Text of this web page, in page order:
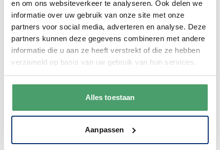
en om ons websiteverkeer te analyseren. Ook delen we
informatie over uw gebruik van onze site met onze
partners voor social media, adverteren en analyse. Deze
partners kunnen deze gegevens combineren met andere
informatie die u aan ze heeft verstrekt of die ze hebben
verzameld op basis van uw gebruik van hun services.
Alles toestaan
Aanpassen
Goede waardering
We krijgen een goede waardering van Onze
klanten. 9+ gemiddeld.